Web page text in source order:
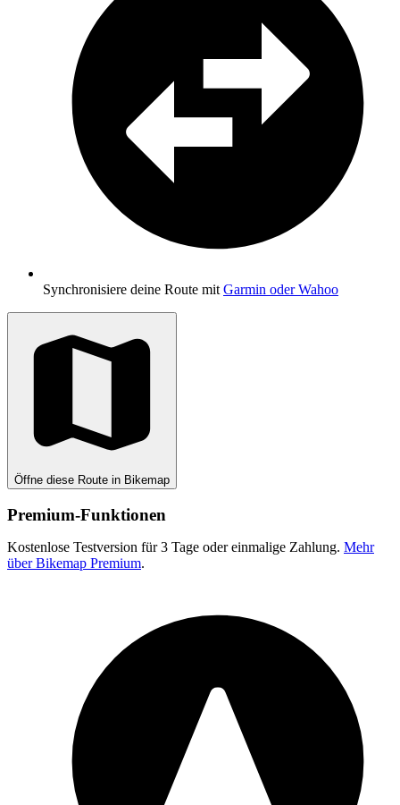
Synchronisiere deine Route mit Garmin oder Wahoo
Öffne diese Route in Bikemap
Premium-Funktionen
Kostenlose Testversion für 3 Tage oder einmalige Zahlung. Mehr
über Bikemap Premium.